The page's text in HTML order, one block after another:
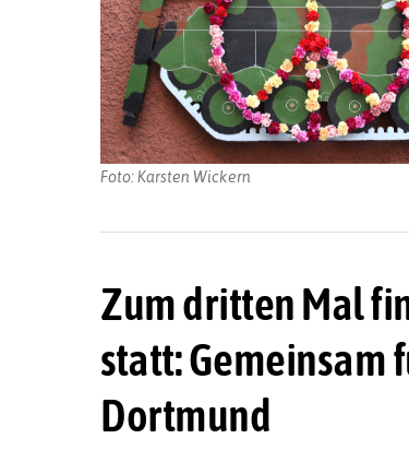
Foto: Karsten Wickern
Zum dritten Mal
statt:
Dortmund